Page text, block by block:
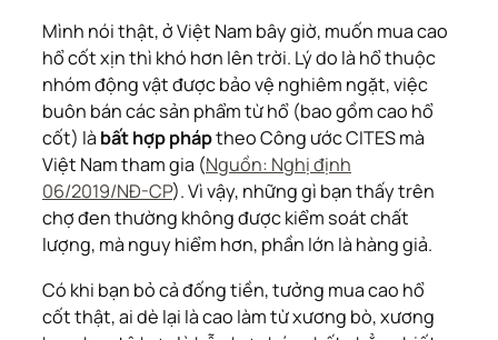
Mình nói thật, ở Việt Nam bây giờ, muốn mua cao
hổ cốt xịn thì khó hơn lên trời. Lý do là hổ thuộc
nhóm động vật được bảo vệ nghiêm ngặt, việc
buôn bán các sản phẩm từ hổ (bao gồm cao hổ
cốt) là bất hợp pháptheo Công ước CITES mà
Việt Nam tham gia (Nguồn: Nghị định
06/2019/NĐ-CP). Vì vậy, những gì bạn thấy trên
chợ đen thường không được kiểm soát chất
lượng, mà nguy hiểm hơn, phần lớn là hàng giả.
Có khi bạn bỏ cả đống tiền, tưởng mua cao hổ
cốt thật, ai dè lại là cao làm từ xương bò, xương